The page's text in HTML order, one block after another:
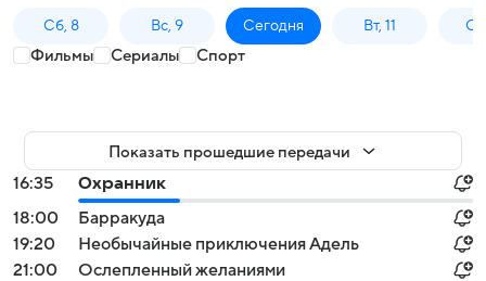
Сб, 8 Вс, 9 Сегодня Вт, 11
Фильмы Сериалы Спорт
Показать прошедшие передачи
16:35
Охранник
18:00
Барракуда
19:20
Необычайные приключения Адель
21:00
Ослепленный желаниями